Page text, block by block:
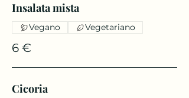
Insalata mista
6 €
Vegano Vegetariano
Cicoria